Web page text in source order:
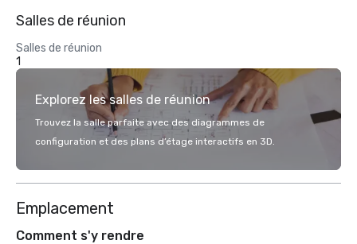
Salles de réunion
Salles de réunion
1
Explorez les salles de réunion
Trouvez la salle parfaite avec des diagrammes de
configuration et des plans d’étage interactifs en 3D.
Emplacement
Comment s'y rendre